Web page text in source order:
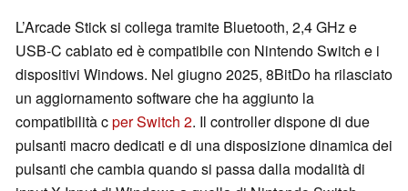
L’Arcade Stick si collega tramite Bluetooth, 2,4 GHz e
USB-C cablato ed è compatibile con Nintendo Switch e i
dispositivi Windows. Nel giugno 2025, 8BitDo ha rilasciato
un aggiornamento software che ha aggiunto la
compatibilità cper Switch 2. Il controller dispone di due
pulsanti macro dedicati e di una disposizione dinamica dei
pulsanti che cambia quando si passa dalla modalità di